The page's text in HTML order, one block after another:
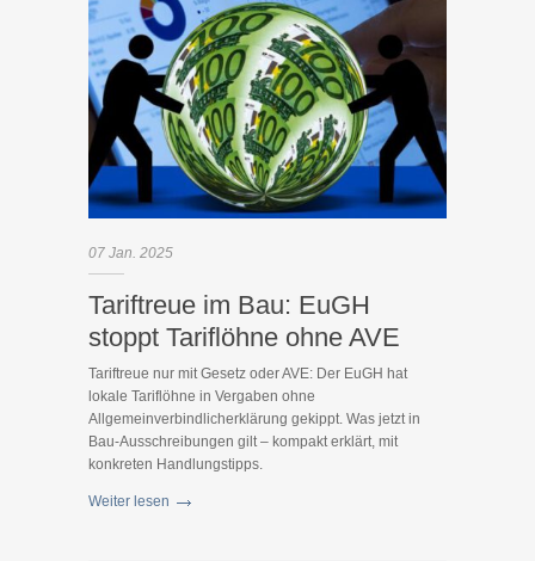
07 Jan. 2025
Tariftreue im Bau: EuGH
stoppt Tariflöhne ohne AVE
Tariftreue nur mit Gesetz oder AVE: Der EuGH hat
lokale Tariflöhne in Vergaben ohne
Allgemeinverbindlicherklärung gekippt. Was jetzt in
Bau-Ausschreibungen gilt – kompakt erklärt, mit
konkreten Handlungstipps.
Weiter lesen